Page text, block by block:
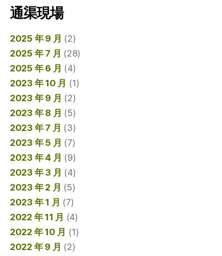
通渠現場
2025 年 9 月 (2)
2025 年 7 月 (28)
2025 年 6 月 (4)
2023 年 10 月 (1)
2023 年 9 月 (2)
2023 年 8 月 (5)
2023 年 7 月 (3)
2023 年 5 月 (7)
2023 年 4 月 (9)
2023 年 3 月 (4)
2023 年 2 月 (5)
2023 年 1 月 (7)
2022 年 11 月 (4)
2022 年 10 月 (1)
2022 年 9 月 (2)